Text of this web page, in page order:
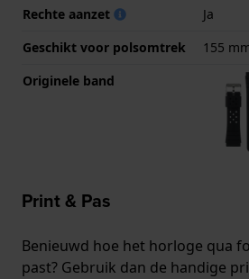
Rechte aanzet
Ja
Geschikt voor polsomtrek
155
Originele band
Print & Pas
Benieuwd hoe het horloge qua
past? Gebruik dan de handige